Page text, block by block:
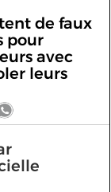
de faux
pour
avec
leurs